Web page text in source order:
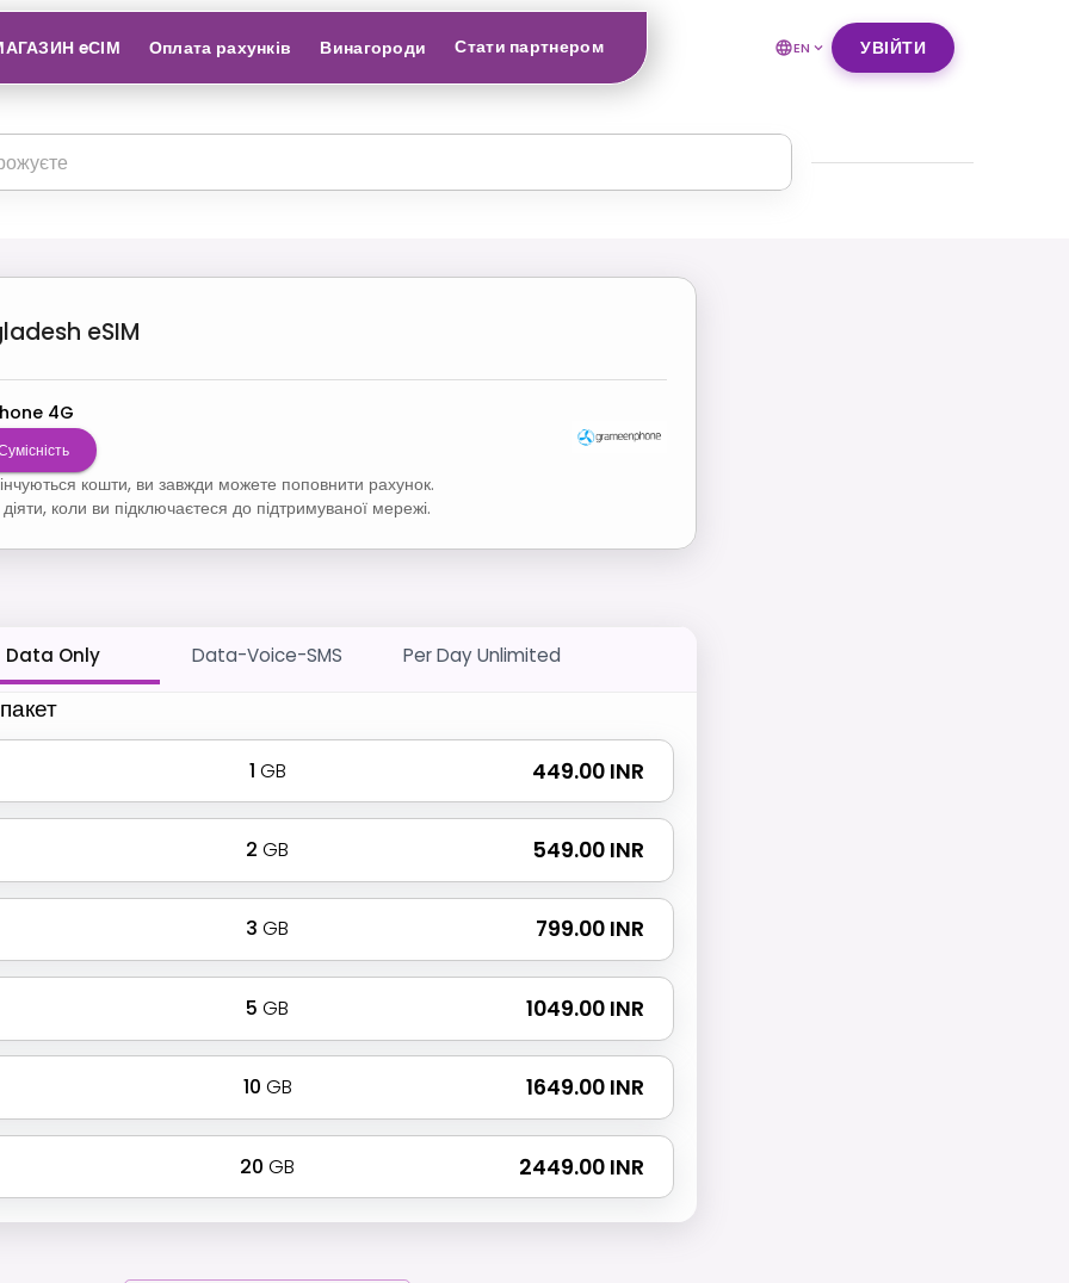
eСІМ Оплата рахунків Винагороди Стати партнером EN УВІЙТИ
eSIM
4G
кошти, ви завжди можете поповнити рахунок.
коли ви підключаєтеся до підтримуваної мережі.
Data Only Data-Voice-SMS Per Day Unlimited
1 GB ₹ 449.00 INR
2 GB ₹ 549.00 INR
3 GB ₹ 799.00 INR
5 GB ₹ 1049.00 INR
10 GB ₹ 1649.00 INR
20 GB ₹ 2449.00 INR